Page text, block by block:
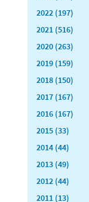
2022 (197)
2021 (516)
2020 (263)
2019 (159)
2018 (150)
2017 (167)
2016 (167)
2015 (33)
2014 (44)
2013 (49)
2012 (44)
2011 (13)